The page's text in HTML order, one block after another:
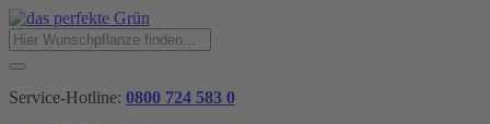
Service-Hotline: 0800 724 583 0